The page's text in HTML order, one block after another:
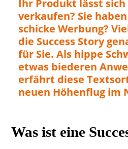
Ihr Produkt lässt
verkaufen? Sie
schicke Werbung?
die Success Story
für Sie. Als hippe
etwas biederen
erfährt diese
neuen Höhenflug im
Was ist eine